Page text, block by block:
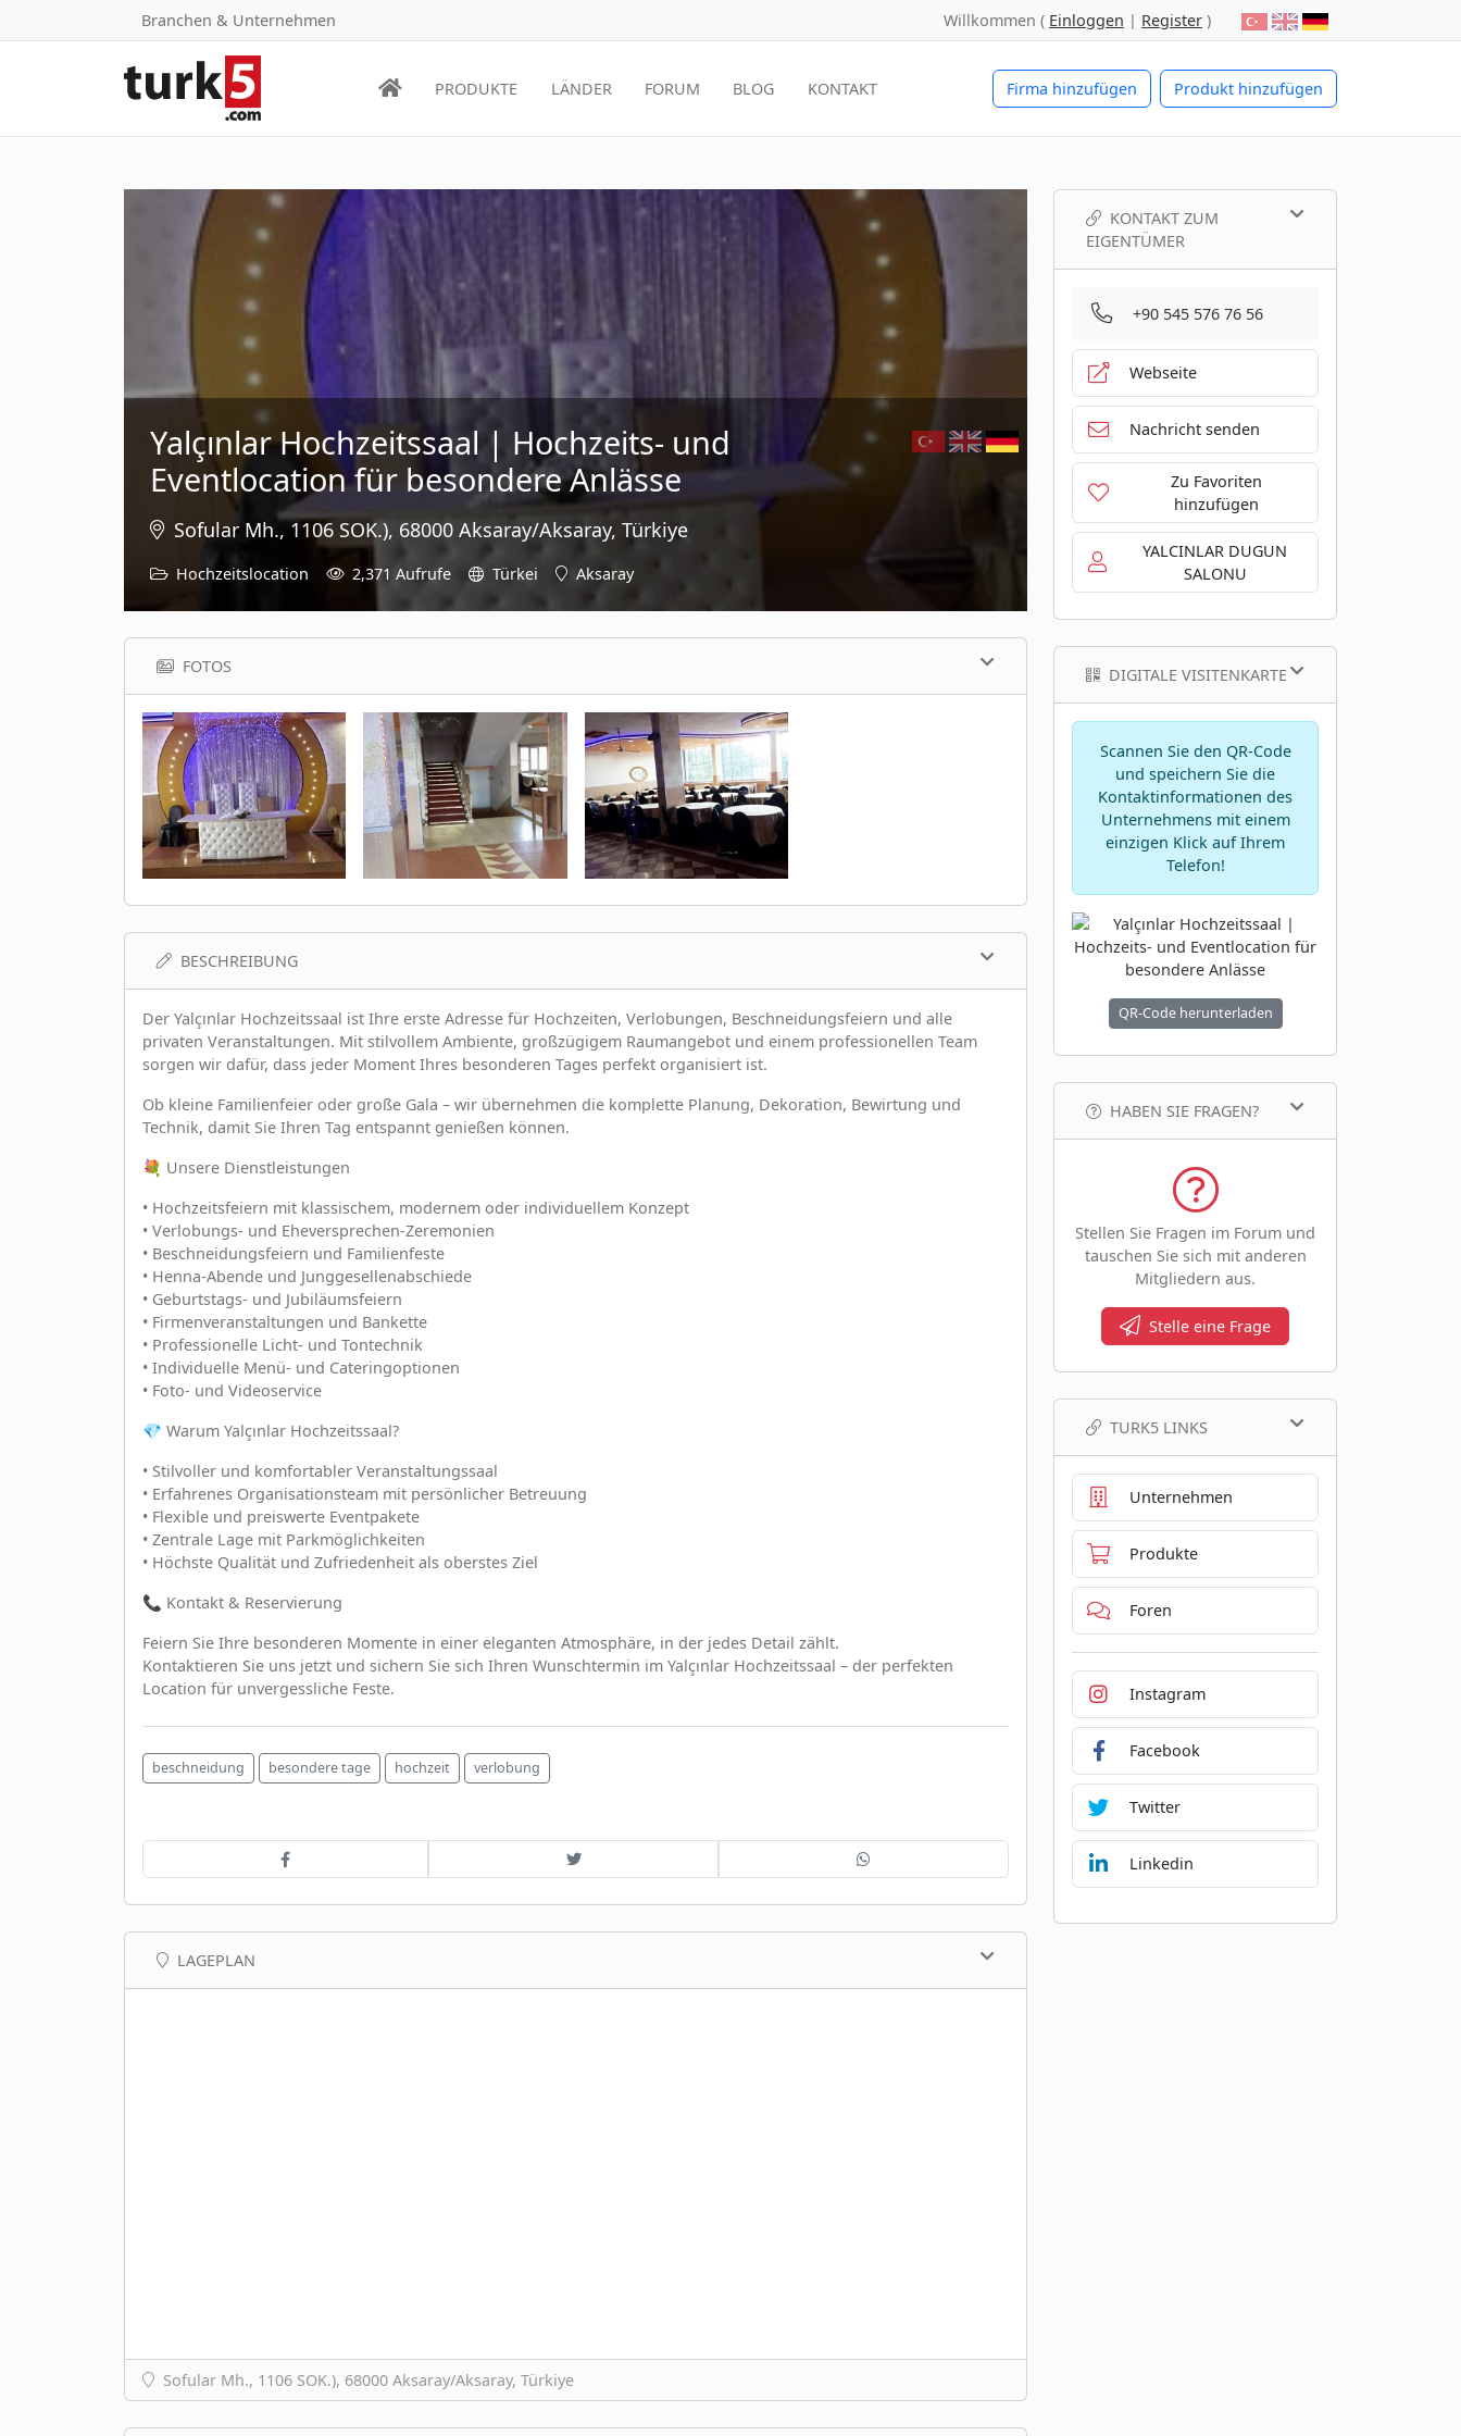
Branchen & Unternehmen Willkommen ( Einloggen | Register )
Firma hinzufügen Produkt hinzufügen
PRODUKTE LÄNDER FORUM BLOG KONTAKT
Yalçınlar Hochzeitssaal | Hochzeits- und
Eventlocation für besondere Anlässe
Sofular Mh., 1106 SOK.), 68000 Aksaray/Aksaray, Türkiye
Hochzeitslocation 2,371 Aufrufe Türkei Aksaray
FOTOS
BESCHREIBUNG
Der Yalçınlar Hochzeitssaal ist Ihre erste Adresse für Hochzeiten, Verlobungen, Beschneidungsfeiern und alle
privaten Veranstaltungen. Mit stilvollem Ambiente, großzügigem Raumangebot und einem professionellen Team
sorgen wir dafür, dass jeder Moment Ihres besonderen Tages perfekt organisiert ist.
Ob kleine Familienfeier oder große Gala – wir übernehmen die komplette Planung, Dekoration, Bewirtung und
Technik, damit Sie Ihren Tag entspannt genießen können.
💐 Unsere Dienstleistungen
• Hochzeitsfeiern mit klassischem, modernem oder individuellem Konzept
• Verlobungs- und Eheversprechen-Zeremonien
• Beschneidungsfeiern und Familienfeste
• Henna-Abende und Junggesellenabschiede
• Geburtstags- und Jubiläumsfeiern
• Firmenveranstaltungen und Bankette
• Professionelle Licht- und Tontechnik
• Individuelle Menü- und Cateringoptionen
• Foto- und Videoservice
💎 Warum Yalçınlar Hochzeitssaal?
• Stilvoller und komfortabler Veranstaltungssaal
• Erfahrenes Organisationsteam mit persönlicher Betreuung
• Flexible und preiswerte Eventpakete
• Zentrale Lage mit Parkmöglichkeiten
• Höchste Qualität und Zufriedenheit als oberstes Ziel
📞 Kontakt & Reservierung
Feiern Sie Ihre besonderen Momente in einer eleganten Atmosphäre, in der jedes Detail zählt.
Kontaktieren Sie uns jetzt und sichern Sie sich Ihren Wunschtermin im Yalçınlar Hochzeitssaal – der perfekten
Location für unvergessliche Feste.
beschneidung besondere tage hochzeit verlobung
LAGEPLAN
Sofular Mh., 1106 SOK.), 68000 Aksaray/Aksaray, Türkiye
KONTAKT ZUM
EIGENTÜMER
+90 545 576 76 56
Webseite
Nachricht senden
Zu Favoriten
hinzufügen
YALCINLAR DUGUN
SALONU
DIGITALE VISITENKARTE
Scannen Sie den QR-Code
und speichern Sie die
Kontaktinformationen des
Unternehmens mit einem
einzigen Klick auf Ihrem
Telefon!
QR-Code herunterladen
HABEN SIE FRAGEN?
Stellen Sie Fragen im Forum und
tauschen Sie sich mit anderen
Mitgliedern aus.
Stelle eine Frage
TURK5 LINKS
Unternehmen
Produkte
Foren
Instagram
Facebook
Twitter
Linkedin